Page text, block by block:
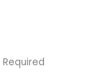
Required